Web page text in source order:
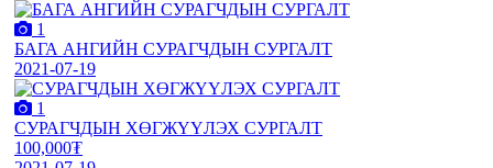
1
БАГА АНГИЙН СУРАГЧДЫН СУРГАЛТ
2021-07-19
1
СУРАГЧДЫН ХӨГЖҮҮЛЭХ СУРГАЛТ
100,000₮